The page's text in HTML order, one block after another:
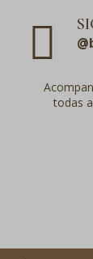
todas